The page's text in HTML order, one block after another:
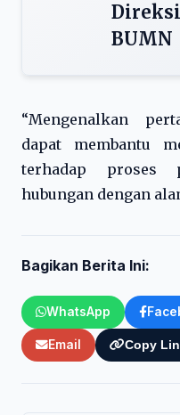
BUMN
“Mengenalkan
dapat membantu
terhadap proses
hubungan dengan
Bagikan Berita Ini:
WhatsApp
Email Copy